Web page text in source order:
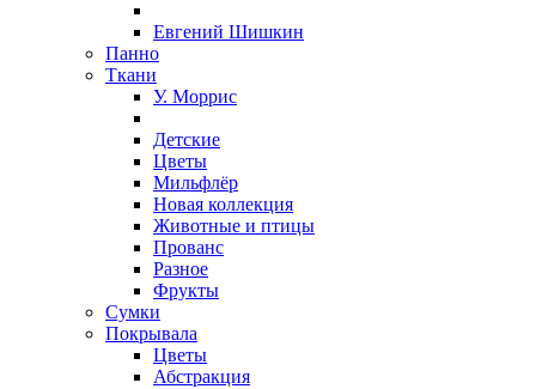
Евгений Шишкин
Панно
Ткани
У. Моррис
Детские
Цветы
Мильфлёр
Новая коллекция
Животные и птицы
Прованс
Разное
Фрукты
Сумки
Покрывала
Цветы
Абстракция